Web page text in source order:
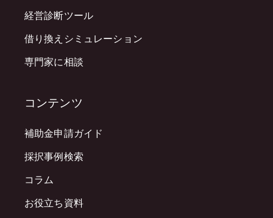
経営診断ツール
借り換えシミュレーション
専門家に相談
コンテンツ
補助金申請ガイド
採択事例検索
コラム
お役立ち資料